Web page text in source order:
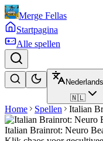
Merge Fellas
Startpagina
Alle spellen
Nederlands
🇳🇱
Home Spellen Italian
Italian Brainrot: Neuro